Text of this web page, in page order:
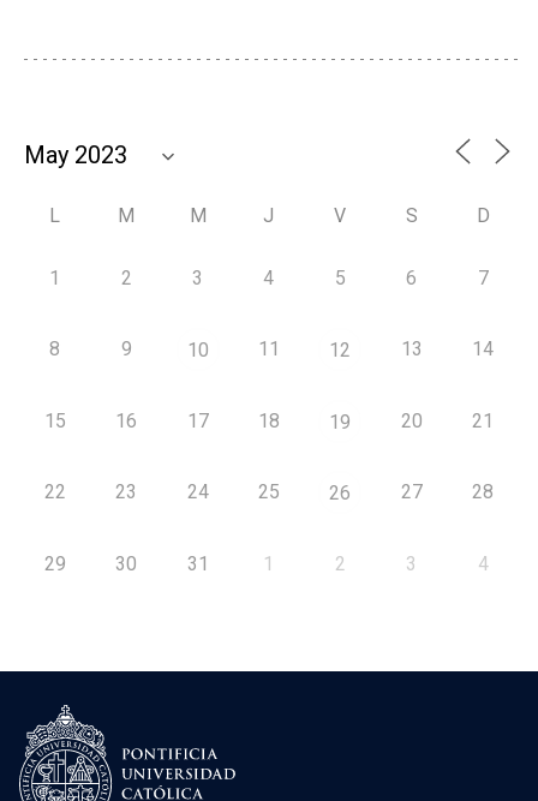
L M M J V S D
1 2 3 4 5 6 7
8 9 10 11 12 13 14
15 16 17 18 19 20 21
22 23 24 25 26 27 28
29 30 31 1 2 3 4